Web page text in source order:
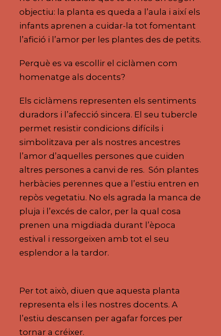
objectiu: la planta es queda a l’aula i així els
infants aprenen a cuidar-la tot fomentant
l’afició i l’amor per les plantes des de petits.
Perquè es va escollir el ciclàmen com
homenatge als docents?
Els ciclàmens representen els sentiments
duradors i l’afecció sincera. El seu tubercle
permet resistir condicions difícils i
simbolitzava per als nostres ancestres
l’amor d’aquelles persones que cuiden
altres persones a canvi de res. Són plantes
herbàcies perennes que a l’estiu entren en
repòs vegetatiu. No els agrada la manca de
pluja i l’excés de calor, per la qual cosa
prenen una migdiada durant l’època
estival i ressorgeixen amb tot el seu
esplendor a la tardor.
Per tot això, diuen que aquesta planta
representa els i les nostres docents. A
l’estiu descansen per agafar forces per
tornar a créixer.